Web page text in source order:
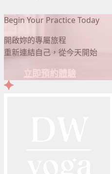
Begin Your Practice Today
開啟妳的專屬旅程
重新連結自己，從今天開始
立即預約體驗